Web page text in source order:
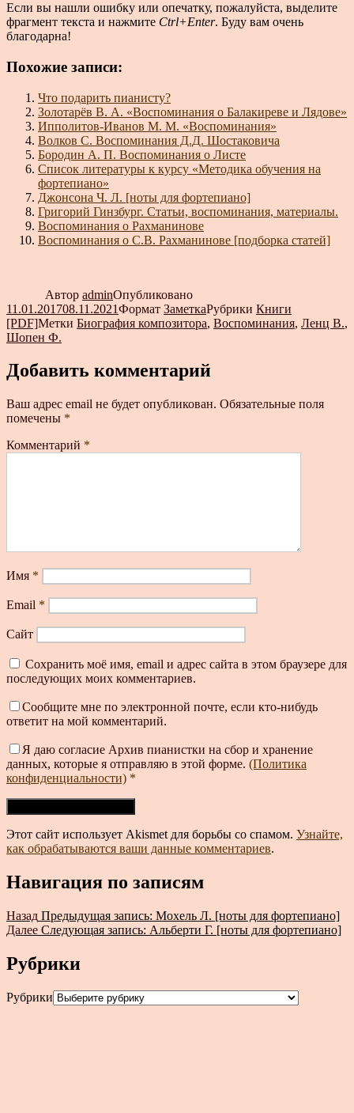
Если вы нашли ошибку или опечатку, пожалуйста, выделите
фрагмент текста и нажмите Ctrl+Enter. Буду вам очень
благодарна!
Похожие записи:
Что подарить пианисту?
Золотарёв В. А. «Воспоминания о Балакиреве и Лядове»
Ипполитов-Иванов М. М. «Воспоминания»
Волков С. Воспоминания Д.Д. Шостаковича
Бородин А. П. Воспоминания о Листе
Список литературы к курсу «Методика обучения на
фортепиано»
Джонсона Ч. Л. [ноты для фортепиано]
Григорий Гинзбург. Статьи, воспоминания, материалы.
Воспоминания о Рахманинове
Воспоминания о С.В. Рахманинове [подборка статей]
Автор adminОпубликовано
11.01.201708.11.2021Формат ЗаметкаРубрики Книги
[PDF]Метки Биография композитора, Воспоминания, Ленц В.,
Шопен Ф.
Добавить комментарий
Ваш адрес email не будет опубликован. Обязательные поля
помечены *
Комментарий *
Имя *
Email *
Сайт
Сохранить моё имя, email и адрес сайта в этом браузере для
последующих моих комментариев.
Сообщите мне по электронной почте, если кто-нибудь
ответит на мой комментарий.
Я даю согласие Архив пианистки на сбор и хранение
данных, которые я отправляю в этой форме. (Политика
конфиденциальности) *
Этот сайт использует Akismet для борьбы со спамом. Узнайте,
как обрабатываются ваши данные комментариев.
Навигация по записям
Назад Предыдущая запись: Мохель Л. [ноты для фортепиано]
Далее Следующая запись: Альберти Г. [ноты для фортепиано]
Рубрики
Рубрики